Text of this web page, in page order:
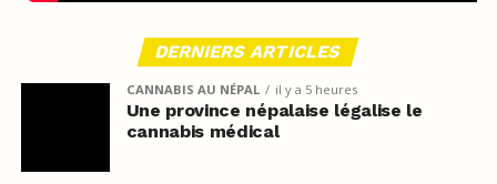
DERNIERS ARTICLES
CANNABIS AU NÉPAL il y a 5 heures
Une province népalaise légalise le
cannabis médical